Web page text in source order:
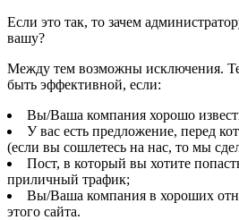
Если это так, то зачем
вашу?
Между тем возможны исключения.
быть эффективной, если:
Вы/Ваша компания хорошо
У вас есть предложение, перед
(если вы сошлетесь на нас, то мы
Пост, в который вы хотите
приличный трафик;
Вы/Ваша компания в хороших
этого сайта.